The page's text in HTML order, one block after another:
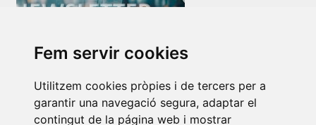
Fem servir cookies
Utilitzem cookies pròpies i de tercers per a
garantir una navegació segura, adaptar el
contingut de la página web i mostrar
14/07/2026